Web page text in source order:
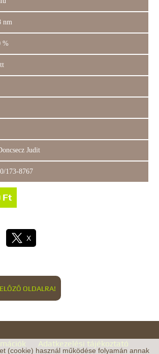
Ft
nm
%
Judit
173-8767
X
OLDALRA!
Adatkezelési tájékoztató
(cookie) használ működése folyamán annak